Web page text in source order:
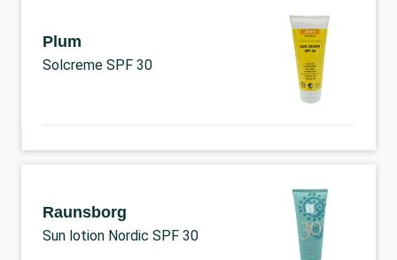
Plum
Solcreme SPF 30
Raunsborg
Sun lotion Nordic SPF 30